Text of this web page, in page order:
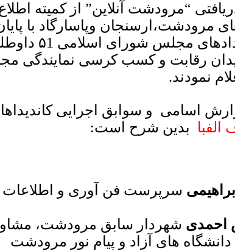
“مرودشت آنلاین” از کمیته
مرودشت،ارسنجان وپاسارگاد با
نام از
رقابت و کسب کرسی نمایندگی
نمودند.
اسامی و سوابق اجرایی
بدین شرح است:
سرپرست فن آوری و
احمدی شهردار سابق مرودشت،
های آزاد و پیام نور مرودشت